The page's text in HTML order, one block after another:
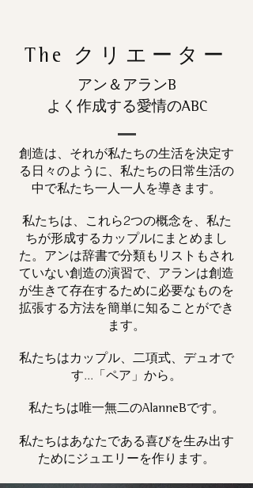
The クリエーター
アン＆アランB
よく作成する愛情のABC
創造は、それが私たちの生活を決定す
る日々のように、私たちの日常生活の
中で私たち一人一人を導きます。
私たちは、これら2つの概念を、私た
ちが形成するカップルにまとめまし
た。アンは辞書で分類もリストもされ
ていない創造の演習で、アランは創造
が生きて存在するために必要なものを
拡張する方法を簡単に知ることができ
ます。
私たちはカップル、二項式、デュオで
す...「ペア」から。
私たちは唯一無二のAlanneBです。
私たちはあなたである喜びを生み出す
ためにジュエリーを作ります。